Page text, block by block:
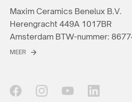
Maxim Ceramics Benelux B.V.
Herengracht 449A 1017BR
Amsterdam BTW-nummer:
MEER